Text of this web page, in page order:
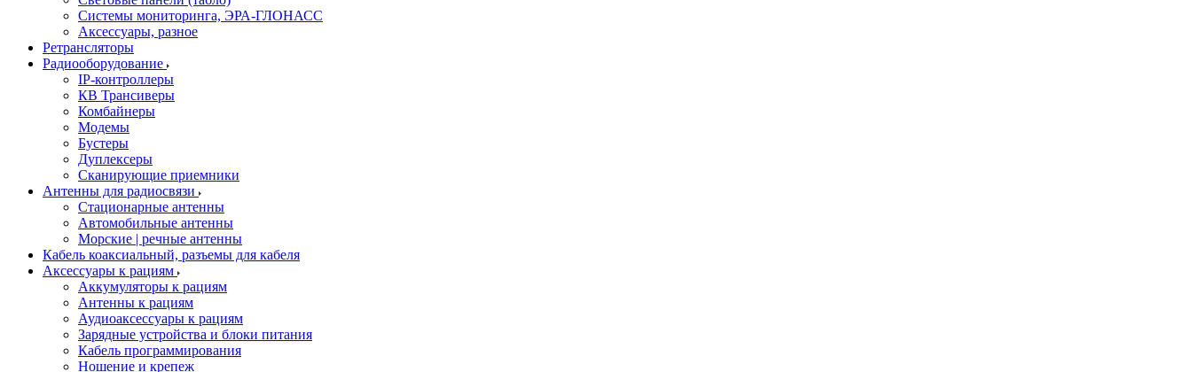
Системы мониторинга, ЭРА-ГЛОНАСС
Аксессуары, разное
Ретрансляторы
Радиооборудование
IP-контроллеры
КВ Трансиверы
Комбайнеры
Модемы
Бустеры
Дуплексеры
Сканирующие приемники
Антенны для радиосвязи
Стационарные антенны
Автомобильные антенны
Морские | речные антенны
Кабель коаксиальный, разъемы для кабеля
Аксессуары к рациям
Аккумуляторы к рациям
Антенны к рациям
Аудиоаксессуары к рациям
Зарядные устройства и блоки питания
Кабель программирования
Ношение и крепеж